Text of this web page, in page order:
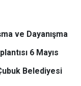
ve Dayanışma
6 Mayıs
Belediyesi